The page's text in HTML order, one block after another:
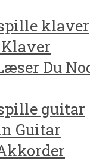
klaver
Du
guitar
Guitar